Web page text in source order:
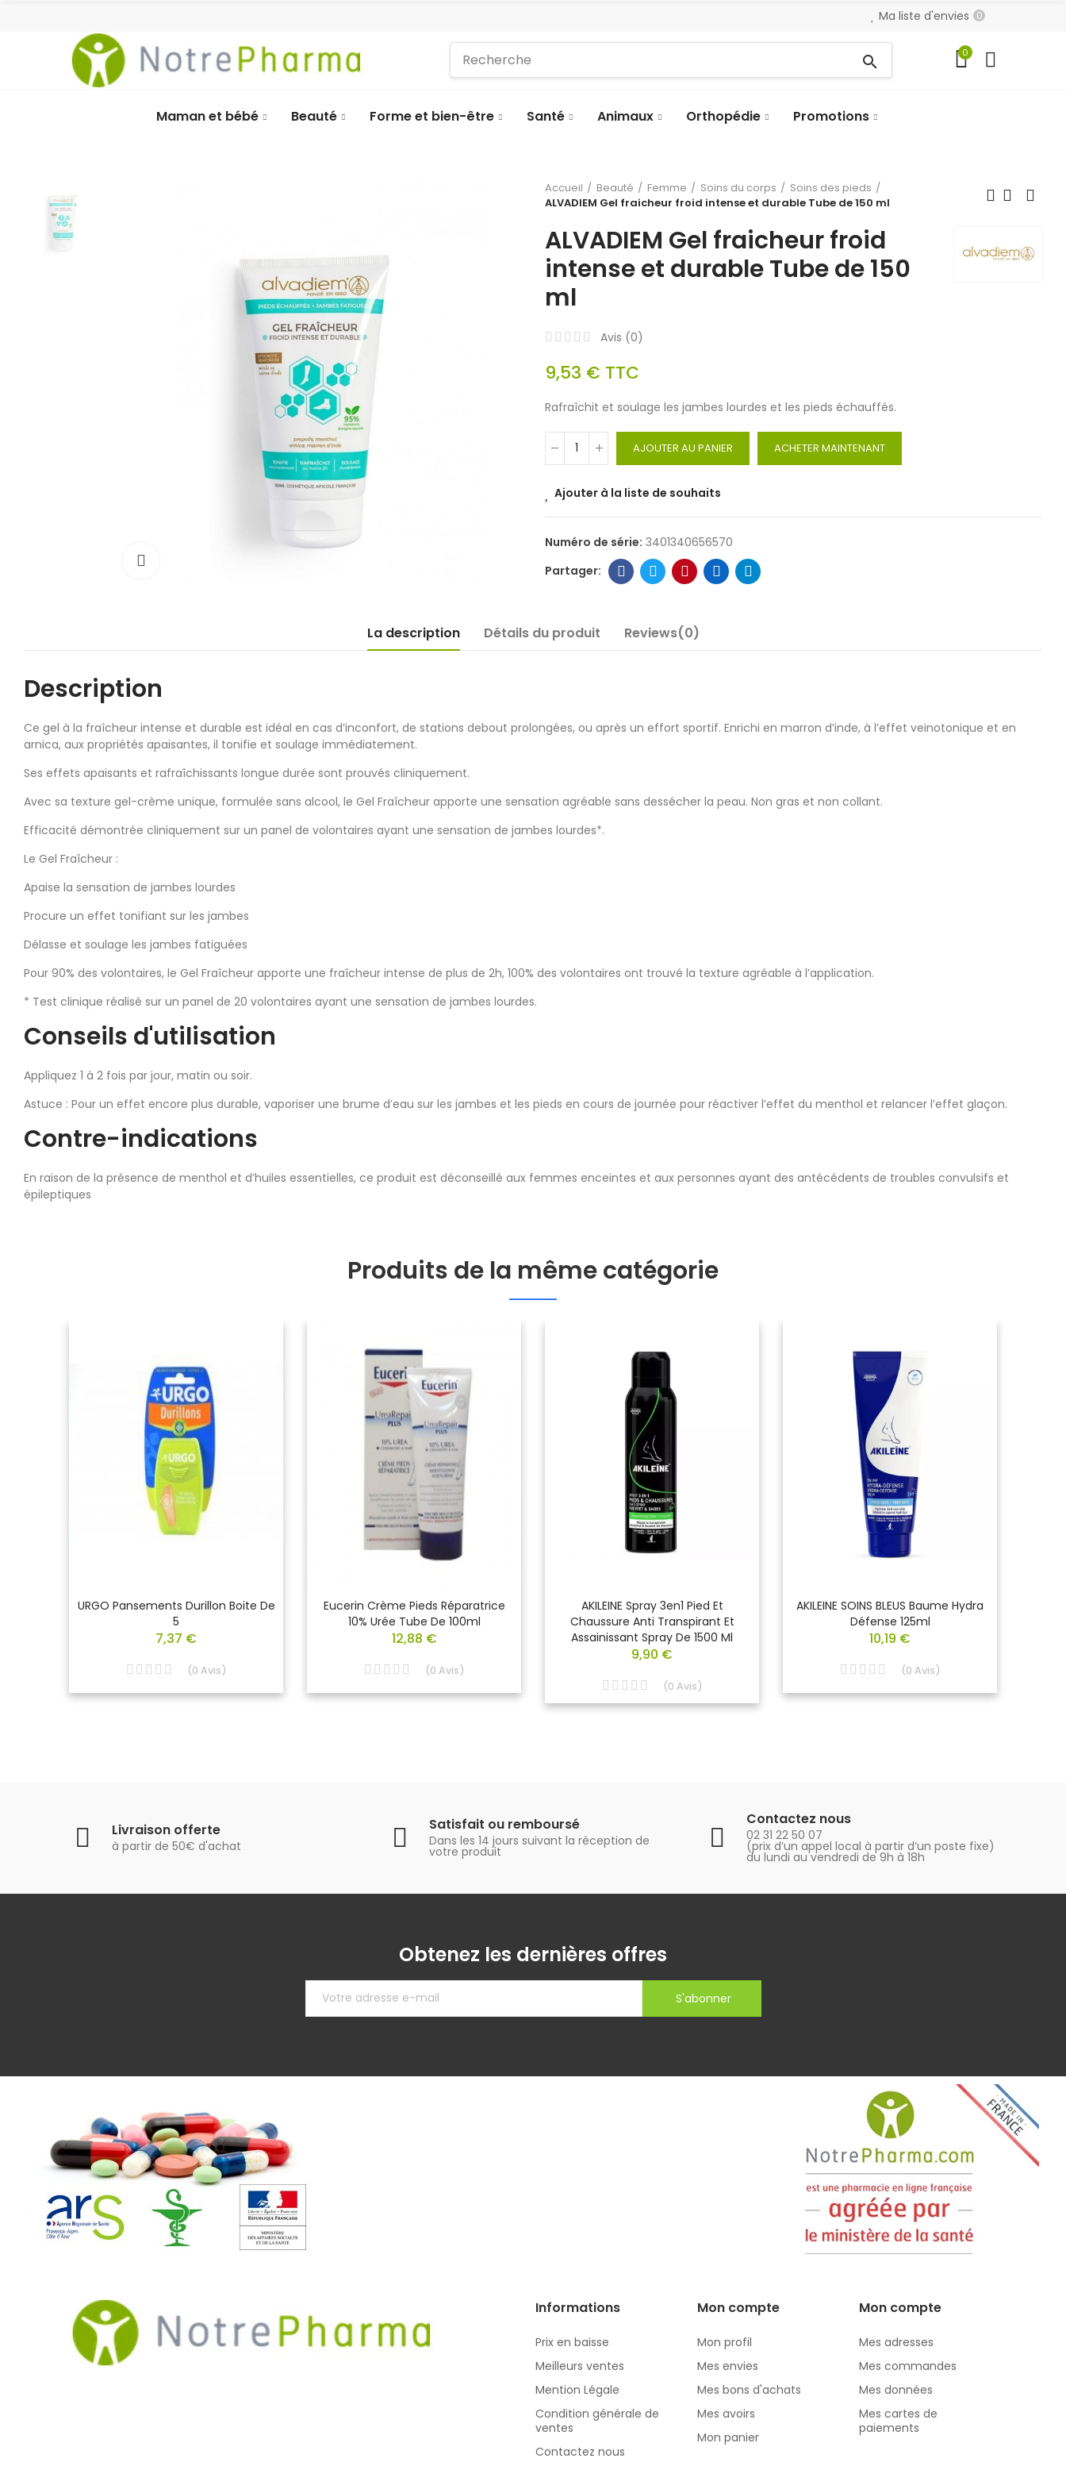
Ma liste d'envies 0
search 0
Maman et bébé Beauté Forme et bien-être Santé Animaux Orthopédie Promotions
Accueil Beauté Femme Soins du corps
Soins des pieds
ALVADIEM Gel fraicheur froid intense et durable Tube de 150 ml
ALVADIEM Gel fraicheur froid
intense et durable Tube de 150
ml
Avis (0)
9,53 € TTC
Rafraîchit et soulage les jambes lourdes et les pieds échauffés.
AJOUTER AU PANIER ACHETER MAINTENANT
Ajouter à la liste de souhaits
Numéro de série: 3401340656570
La description Détails du produit Reviews(0)
Description
Ce gel à la fraîcheur intense et durable est idéal en cas d’inconfort, de stations debout prolongées, ou après un effort sportif. Enrichi en marron d’inde, à l’effet veinotonique et en
arnica, aux propriétés apaisantes, il tonifie et soulage immédiatement.
Ses effets apaisants et rafraîchissants longue durée sont prouvés cliniquement.
Avec sa texture gel-crème unique, formulée sans alcool, le Gel Fraîcheur apporte une sensation agréable sans dessécher la peau. Non gras et non collant.
Efficacité démontrée cliniquement sur un panel de volontaires ayant une sensation de jambes lourdes*.
Le Gel Fraîcheur :
Apaise la sensation de jambes lourdes
Procure un effet tonifiant sur les jambes
Délasse et soulage les jambes fatiguées
Pour 90% des volontaires, le Gel Fraîcheur apporte une fraîcheur intense de plus de 2h, 100% des volontaires ont trouvé la texture agréable à l’application.
* Test clinique réalisé sur un panel de 20 volontaires ayant une sensation de jambes lourdes.
Conseils d'utilisation
Appliquez 1 à 2 fois par jour, matin ou soir.
Astuce : Pour un effet encore plus durable, vaporiser une brume d’eau sur les jambes et les pieds en cours de journée pour réactiver l’effet du menthol et relancer l’effet glaçon.
Contre-indications
En raison de la présence de menthol et d’huiles essentielles, ce produit est déconseillé aux femmes enceintes et aux personnes ayant des antécédents de troubles convulsifs et
épileptiques
Produits de la même catégorie
URGO Pansements Durillon Boite De
5
7,37 €
(0 Avis)
Eucerin Crème Pieds Réparatrice
10% Urée Tube De 100ml
12,88 €
(0 Avis)
AKILEINE Spray 3en1 Pied Et
Chaussure Anti Transpirant Et
Assainissant Spray De 1500 Ml
9,90 €
(0 Avis)
AKILEINE SOINS BLEUS Baume Hydra
Défense 125ml
10,19 €
(0 Avis)
Livraison offerte
à partir de 50€ d'achat
Satisfait ou remboursé
Dans les 14 jours suivant la réception de
votre produit
Contactez nous
02 31 22 50 07
(prix d’un appel local à partir d’un poste fixe)
du lundi au vendredi de 9h à 18h
Obtenez les dernières offres
S'abonner
Informations
Prix en baisse
Meilleurs ventes
Mention Légale
Condition générale de
ventes
Contactez nous
Mon compte
Mon profil
Mes envies
Mes bons d'achats
Mes avoirs
Mon panier
Mon compte
Mes adresses
Mes commandes
Mes données
Mes cartes de
paiements